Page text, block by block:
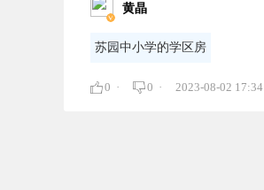
黄晶
苏园中小学的学区房
0 · 0 · 2023-08-02 17:34